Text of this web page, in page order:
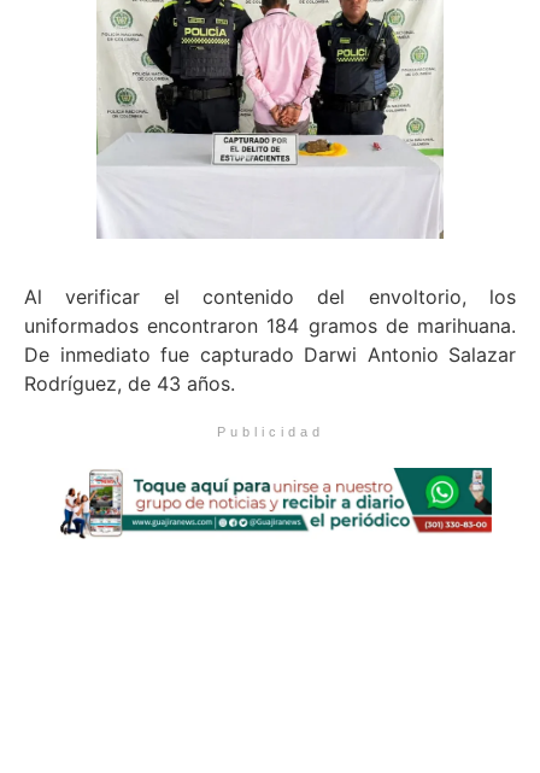
Al verificar el contenido del envoltorio, los
uniformados encontraron 184 gramos de marihuana.
De inmediato fue capturado Darwi Antonio Salazar
Rodríguez, de 43 años.
Publicidad